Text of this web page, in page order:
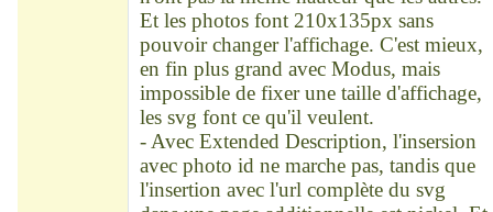
Et les photos font 210x135px sans
pouvoir changer l'affichage. C'est mieux,
en fin plus grand avec Modus, mais
impossible de fixer une taille d'affichage,
les svg font ce qu'il veulent.
- Avec Extended Description, l'insersion
avec photo id ne marche pas, tandis que
l'insertion avec l'url complète du svg